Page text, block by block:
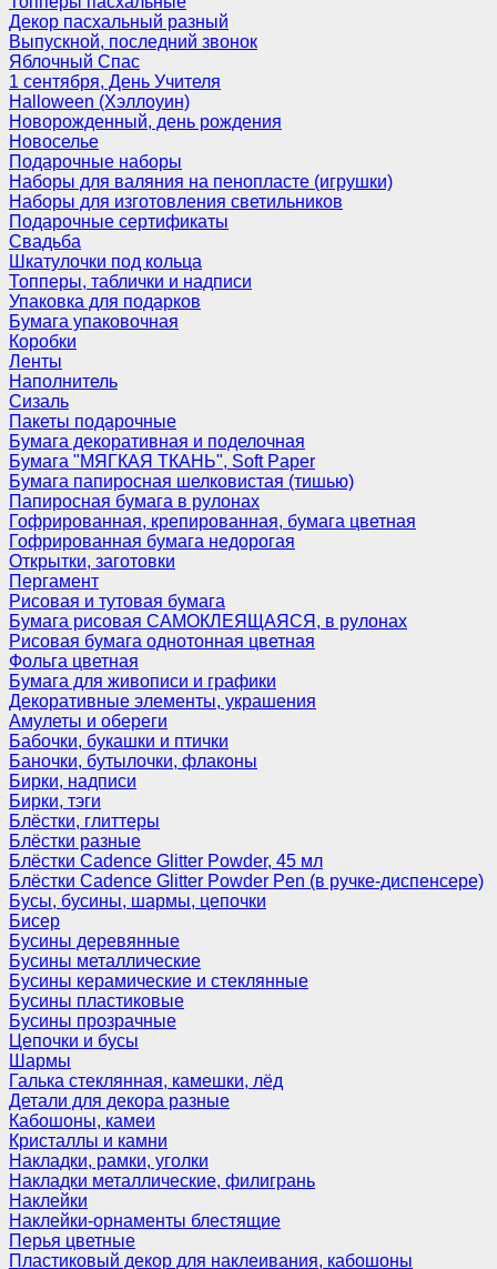
Декор пасхальный разный
Выпускной, последний звонок
Яблочный Спас
1 сентября, День Учителя
Halloween (Хэллоуин)
Новорожденный, день рождения
Новоселье
Подарочные наборы
Наборы для валяния на пенопласте (игрушки)
Наборы для изготовления светильников
Подарочные сертификаты
Свадьба
Шкатулочки под кольца
Топперы, таблички и надписи
Упаковка для подарков
Бумага упаковочная
Коробки
Ленты
Наполнитель
Сизаль
Пакеты подарочные
Бумага декоративная и поделочная
Бумага "МЯГКАЯ ТКАНЬ", Soft Paper
Бумага папиросная шелковистая (тишью)
Папиросная бумага в рулонах
Гофрированная, крепированная, бумага цветная
Гофрированная бумага недорогая
Открытки, заготовки
Пергамент
Рисовая и тутовая бумага
Бумага рисовая САМОКЛЕЯЩАЯСЯ, в рулонах
Рисовая бумага однотонная цветная
Фольга цветная
Бумага для живописи и графики
Декоративные элементы, украшения
Амулеты и обереги
Бабочки, букашки и птички
Баночки, бутылочки, флаконы
Бирки, надписи
Бирки, тэги
Блёстки, глиттеры
Блёстки разные
Блёстки Cadence Glitter Powder, 45 мл
Блёстки Cadence Glitter Powder Pen (в ручке-диспенсере)
Бусы, бусины, шармы, цепочки
Бисер
Бусины деревянные
Бусины металлические
Бусины керамические и стеклянные
Бусины пластиковые
Бусины прозрачные
Цепочки и бусы
Шармы
Галька стеклянная, камешки, лёд
Детали для декора разные
Кабошоны, камеи
Кристаллы и камни
Накладки, рамки, уголки
Накладки металлические, филигрань
Наклейки
Наклейки-орнаменты блестящие
Перья цветные
Пластиковый декор для наклеивания, кабошоны